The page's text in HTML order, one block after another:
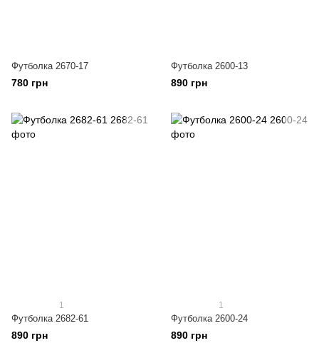
Футболка 2670-17
780 грн
Футболка 2600-13
890 грн
1
Футболка 2682-61
890 грн
1
Футболка 2600-24
890 грн